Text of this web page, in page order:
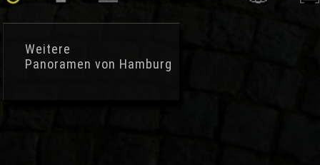
Weitere
Panoramen von Hamburg